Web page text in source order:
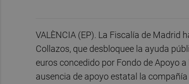
VALÈNCIA (EP). La Fiscalía de Madrid
Collazos, que desbloquee la ayuda
euros concedido por Fondo de Apoyo
ausencia de apoyo estatal la